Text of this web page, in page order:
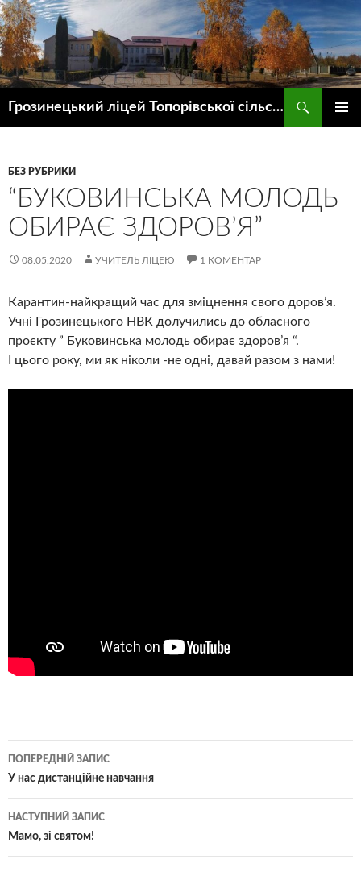
Грозинецький ліцей Топорівської сільської ради
БЕЗ РУБРИКИ
“БУКОВИНСЬКА МОЛОДЬ
ОБИРАЄ ЗДОРОВ’Я”
08.05.2020 УЧИТЕЛЬ ЛІЦЕЮ 1 КОМЕНТАР
Карантин-найкращий час для зміцнення свого доров’я.
Учні Грозинецького НВК долучились до обласного
проєкту ” Буковинська молодь обирає здоров’я “.
І цього року, ми як ніколи -не одні, давай разом з нами!
Навігація
по
записам
ПОПЕРЕДНІЙ ЗАПИС
У нас дистанційне навчання
НАСТУПНИЙ ЗАПИС
Мамо, зі святом!